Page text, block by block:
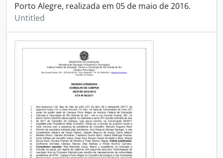
Porto Alegre, realizada em 05 de maio de 2016.
Untitled